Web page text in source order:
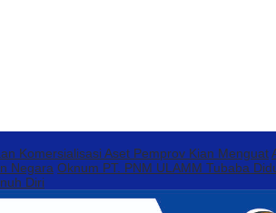
Komersialisasi Aset Pemprov Kian Menguat
Negara Oknum PT. PNM ULAMM Tubaba
Diri